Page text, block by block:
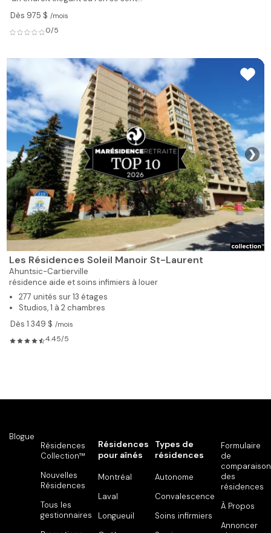
Dès 975 $ /mois
0/5
❯
Les Résidences Soleil Manoir St-Laurent
Ahuntsic-Cartierville
résidence aide et soins infimiers à louer
277 unités sur 13 étages
Studios, 1 à 2 chambres
Dès 1 349 $ /mois
4.45/5
Blogue
Résidences
Collection™
Nouvelles
Résidences
Tous les
gestionnaires
Résidences
pour aînés
Montréal
Laval
Longueuil
Types de
résidences
Autonome
Convalescence
Soins infirmiers
Formulaire
de
comparaison
des
résidences
À Propos
Annoncer